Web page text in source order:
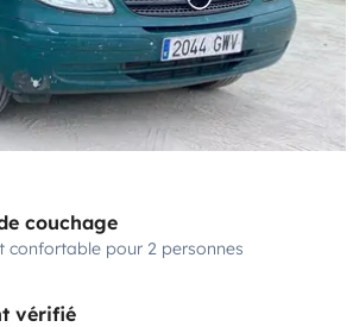
couchage
confortable pour 2 personnes
vérifié